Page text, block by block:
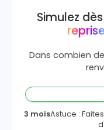
Simulez
Dans combien
3 moisAstuce :